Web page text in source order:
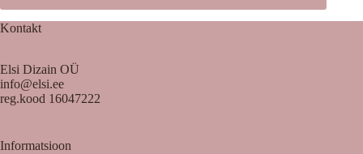
Kontakt
Elsi Dizain OÜ
info@elsi.ee
reg.kood 16047222
Informatsioon